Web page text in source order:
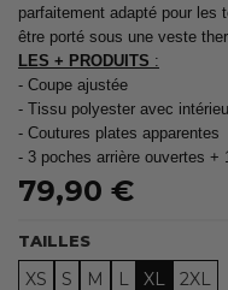
parfaitement adapté pour les
être porté sous une veste
LES + PRODUITS :
- Coupe ajustée
- Tissu polyester avec
- Coutures plates apparentes
- 3 poches arrière ouvertes +
79,90 €
TAILLES
XS S M L XL 2XL